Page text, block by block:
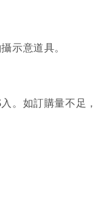
示意道具。
。如訂購量不足，